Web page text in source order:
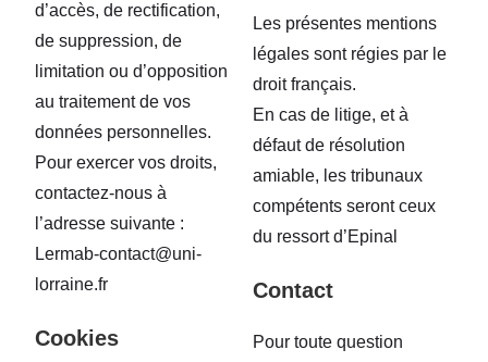
d’accès, de rectification,
de suppression, de
limitation ou d’opposition
au traitement de vos
données personnelles.
Pour exercer vos droits,
contactez-nous à
l’adresse suivante :
Lermab-contact@uni-
lorraine.fr
Cookies
Les présentes mentions
légales sont régies par le
droit français.
En cas de litige, et à
défaut de résolution
amiable, les tribunaux
compétents seront ceux
du ressort d’Epinal
Contact
Pour toute question